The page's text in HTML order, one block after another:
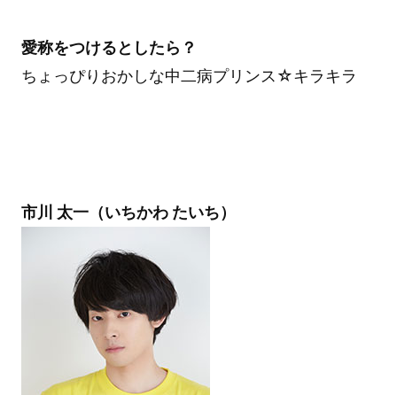
愛称をつけるとしたら？
ちょっぴりおかしな中二病プリンス☆キラキラ
市川 太一（いちかわ たいち）